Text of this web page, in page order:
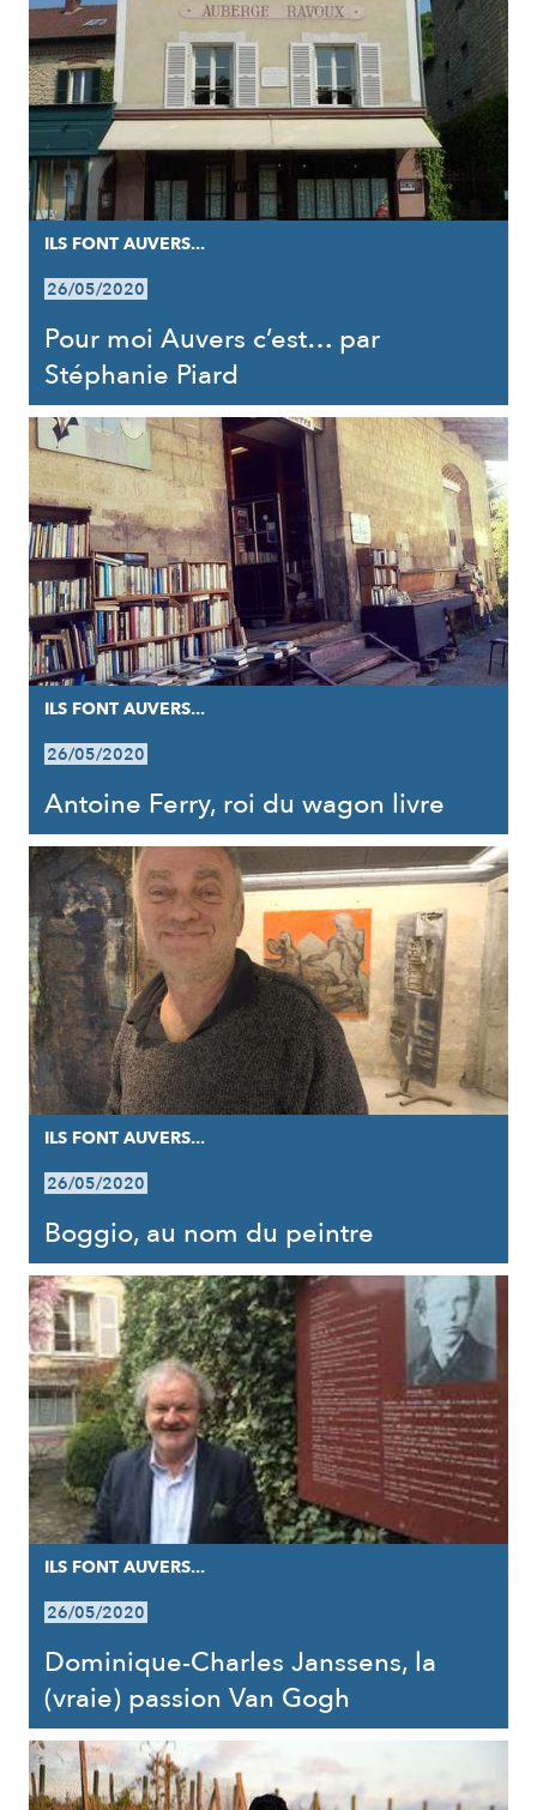
ILS FONT AUVERS...
26/05/2020
Pour moi Auvers c’est… par
Stéphanie Piard
ILS FONT AUVERS...
26/05/2020
Antoine Ferry, roi du wagon livre
ILS FONT AUVERS...
26/05/2020
Boggio, au nom du peintre
ILS FONT AUVERS...
26/05/2020
Dominique-Charles Janssens, la
(vraie) passion Van Gogh